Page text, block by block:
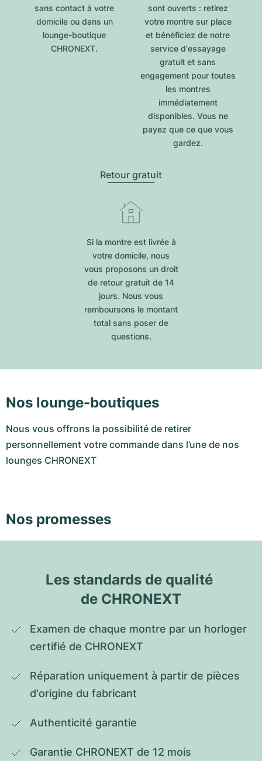
sans contact à votre
domicile ou dans un
lounge-boutique
CHRONEXT.
sont ouverts : retirez
votre montre sur place
et bénéficiez de notre
service d'essayage
gratuit et sans
engagement pour toutes
les montres
immédiatement
disponibles. Vous ne
payez que ce que vous
gardez.
Retour gratuit
Si la montre est livrée à
votre domicile, nous
vous proposons un droit
de retour gratuit de 14
jours. Nous vous
remboursons le montant
total sans poser de
questions.
Nos lounge-boutiques
Nous vous offrons la possibilité de retirer
personnellement votre commande dans l’une de nos
lounges CHRONEXT
Nos promesses
Les standards de qualité
de CHRONEXT
Examen de chaque montre par un horloger
certifié de CHRONEXT
Réparation uniquement à partir de pièces
d'origine du fabricant
Authenticité garantie
Garantie CHRONEXT de 12 mois